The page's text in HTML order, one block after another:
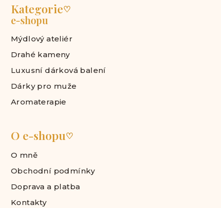
Kategorie♡
e-shopu
Mýdlový ateliér
Drahé kameny
Luxusní dárková balení
Dárky pro muže
Aromaterapie
O e-shopu♡
O mně
Obchodní podmínky
Doprava a platba
Kontakty